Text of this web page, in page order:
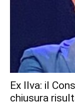
Ex Ilva: il
chiusura